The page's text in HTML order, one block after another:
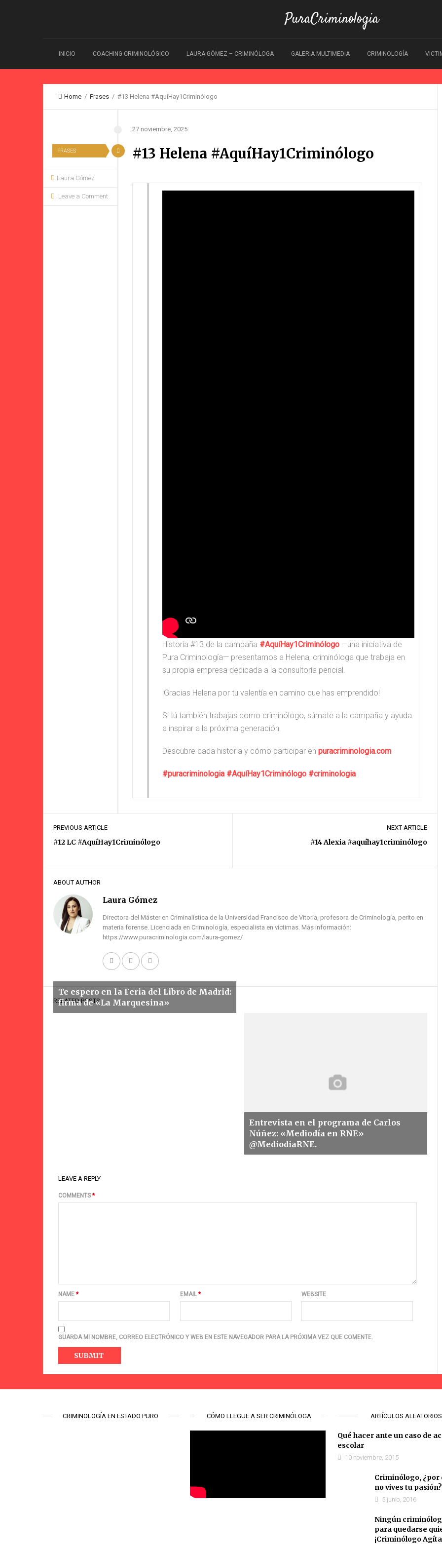
PuraCriminologia
INICIO COACHING CRIMINOLÓGICO LAURA GÓMEZ – CRIMINÓLOGA GALERIA MULTIMEDIA CRIMINOLOGÍA
Home / Frases / #13 Helena #AquíHay1Criminólogo
FRASES
27 noviembre, 2025
#13 Helena #AquíHay1Criminólogo
Laura Gómez
Leave a Comment
Historia #13 de la campaña #AquíHay1Criminólogo —una iniciativa de
Pura Criminología— presentamos a Helena, criminóloga que trabaja en
su propia empresa dedicada a la consultoría pericial.
¡Gracias Helena por tu valentía en camino que has emprendido!
Si tú también trabajas como criminólogo, súmate a la campaña y ayuda
a inspirar a la próxima generación.
Descubre cada historia y cómo participar en puracriminologia.com
#puracriminologia #AquíHay1Criminólogo #criminologia
PREVIOUS ARTICLE
#12 LC #AquíHay1Criminólogo
NEXT ARTICLE
#14 Alexia #aquíhay1criminólogo
ABOUT AUTHOR
Laura Gómez
Directora del Máster en Criminalística de la Universidad Francisco de Vitoria, profesora de Criminología, perito en
materia forense. Licenciada en Criminología, especialista en víctimas. Más información:
https://www.puracriminologia.com/laura-gomez/
RELATED POSTS
Te espero en la Feria del Libro de Madrid:
firma de «La Marquesina»
Entrevista en el programa de Carlos
Núñez: «Mediodía en RNE»
@MediodiaRNE.
LEAVE A REPLY
COMMENTS*
NAME * EMAIL* WEBSITE
GUARDA MI NOMBRE, CORREO ELECTRÓNICO Y WEB EN ESTE NAVEGADOR PARA LA PRÓXIMA VEZ QUE COMENTE.
CRIMINOLOGÍA EN ESTADO PURO CÓMO LLEGUE A SER CRIMINÓLOGA ARTÍCULOS ALEATORIOS
Qué hacer ante un caso de
escolar
10 noviembre, 2015
Criminólogo, ¿por
no vives tu pasión?
5 junio, 2016
Ningún
para quedarse
¡Criminólogo